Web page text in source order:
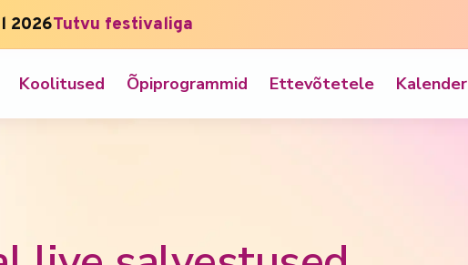
2026Tutvu festivaliga
Koolitused Õpiprogrammid Ettevõtetele Kalender